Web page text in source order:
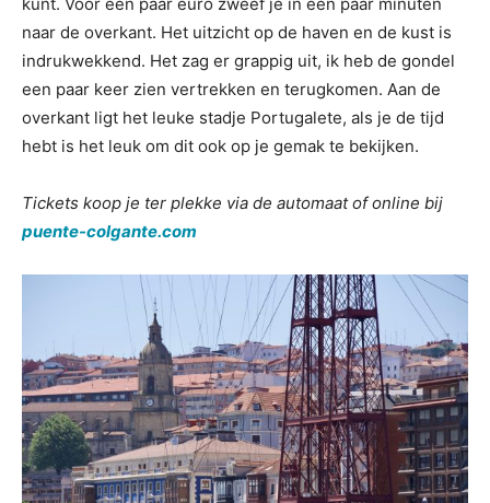
naar de overkant. Het uitzicht op de haven en de kust is
indrukwekkend. Het zag er grappig uit, ik heb de gondel
een paar keer zien vertrekken en terugkomen. Aan de
overkant ligt het leuke stadje Portugalete, als je de tijd
hebt is het leuk om dit ook op je gemak te bekijken.
Tickets koop je ter plekke via de automaat of online bij
puente-colgante.com